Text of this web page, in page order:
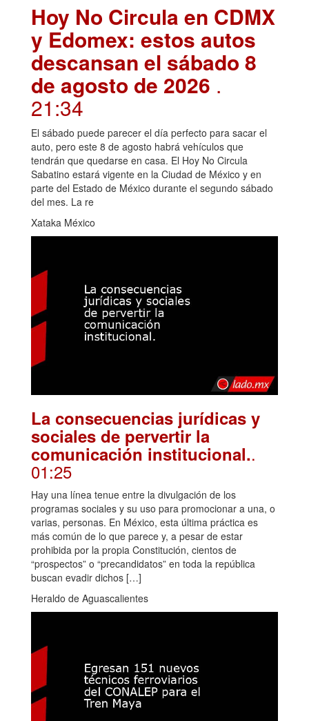
Hoy No Circula en CDMX
y Edomex: estos autos
descansan el sábado 8
de agosto de 2026 .
21:34
El sábado puede parecer el día perfecto para sacar el
auto, pero este 8 de agosto habrá vehículos que
tendrán que quedarse en casa. El Hoy No Circula
Sabatino estará vigente en la Ciudad de México y en
parte del Estado de México durante el segundo sábado
del mes. La re
Xataka México
La consecuencias jurídicas y
sociales de pervertir la
comunicación institucional..
01:25
Hay una línea tenue entre la divulgación de los
programas sociales y su uso para promocionar a una, o
varias, personas. En México, esta última práctica es
más común de lo que parece y, a pesar de estar
prohibida por la propia Constitución, cientos de
“prospectos” o “precandidatos” en toda la república
buscan evadir dichos […]
Heraldo de Aguascalientes